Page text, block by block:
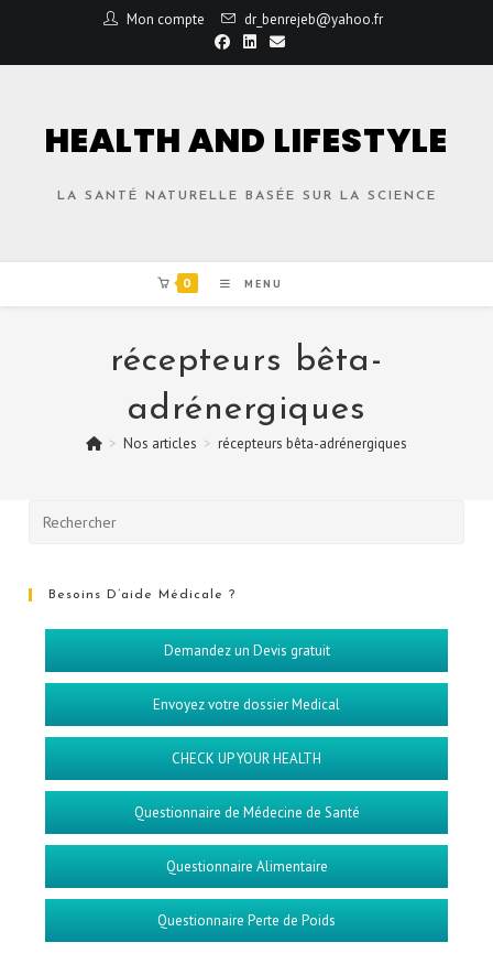
Mon compte dr_benrejeb@yahoo.fr
HEALTH AND LIFESTYLE
LA SANTÉ NATURELLE BASÉE SUR LA SCIENCE
0 MENU
récepteurs bêta-
adrénergiques
> Nos articles > récepteurs bêta-adrénergiques
Besoins D’aide Médicale ?
Demandez un Devis gratuit
Envoyez votre dossier Medical
CHECK UP YOUR HEALTH
Questionnaire de Médecine de Santé
Questionnaire Alimentaire
Questionnaire Perte de Poids